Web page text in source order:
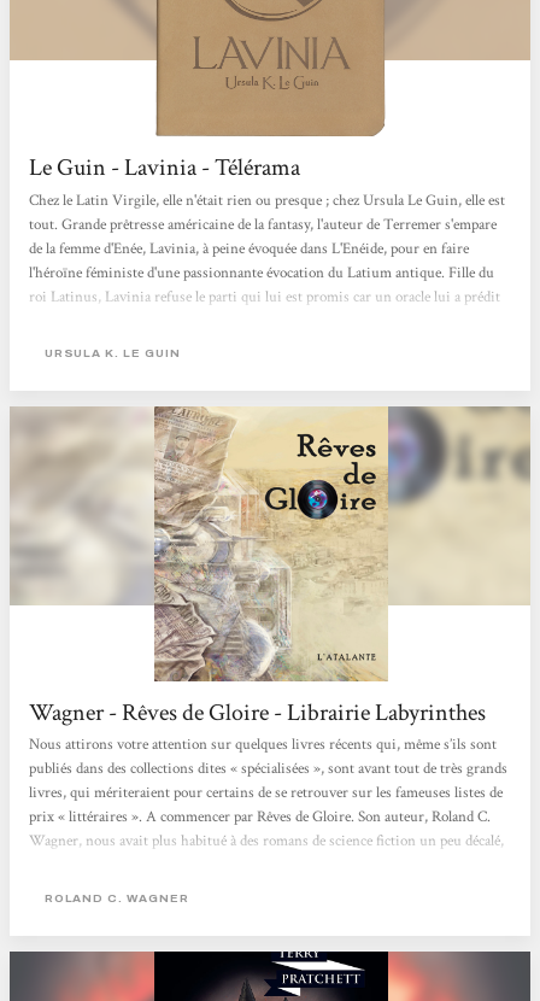
Le Guin - Lavinia - Télérama
Chez le Latin Virgile, elle n'était rien ou presque ; chez Ursula Le Guin, elle est
tout. Grande prêtresse américaine de la fantasy, l'auteur de Terremer s'empare
de la femme d'Enée, Lavinia, à peine évoquée dans L'Enéide, pour en faire
l'héroïne féministe d'une passionnante évocation du Latium antique. Fille du
roi Latinus, Lavinia refuse le parti qui lui est promis car un oracle lui a prédit
ira jusqu'au bout... On retrouve ici les thèmes qui depuis cinquante ans
URSULA K. LE GUIN
Wagner - Rêves de Gloire - Librairie Labyrinthes
Nous attirons votre attention sur quelques livres récents qui, même s’ils sont
publiés dans des collections dites « spécialisées », sont avant tout de très grands
livres, qui mériteraient pour certains de se retrouver sur les fameuses listes de
prix « littéraires ». A commencer par Rêves de Gloire. Son auteur, Roland C.
Wagner, nous avait plus habitué à des romans de science fiction un peu décalé,
comme on aime mâcher du chewing-gum (il en a écrit...
ROLAND C. WAGNER